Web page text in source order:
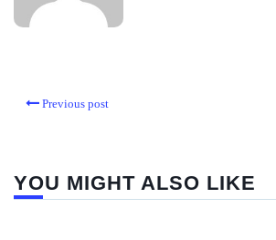
Previous post
YOU MIGHT ALSO LIKE